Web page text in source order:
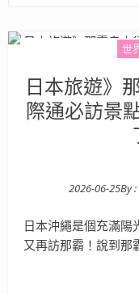
世
日本旅遊》
際通必訪景
2026-06-25By :
日本沖繩是個充滿陽
又再訪那霸！說到那